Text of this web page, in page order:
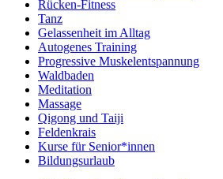
Rücken-Fitness
Tanz
Gelassenheit im Alltag
Autogenes Training
Progressive Muskelentspannung
Waldbaden
Meditation
Massage
Qigong und Taiji
Feldenkrais
Kurse für Senior*innen
Bildungsurlaub